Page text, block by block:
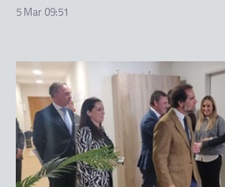
5 Mar 09:51